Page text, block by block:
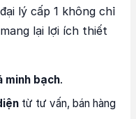
lý cấp 1 không chỉ
lại lợi ích thiết
minh bạch.
từ tư vấn, bán hàng